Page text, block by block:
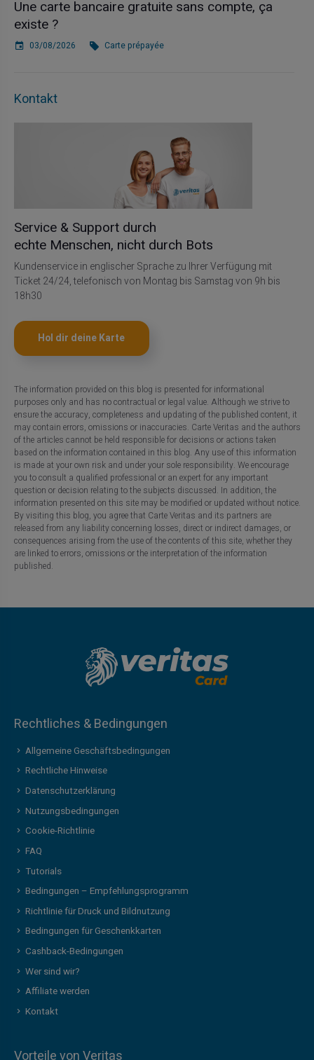
Une carte bancaire gratuite sans compte, ça
existe ?
03/08/2026 Carte prépayée
Kontakt
Service & Support durch
echte Menschen, nicht durch Bots
Kundenservice in englischer Sprache zu Ihrer Verfügung mit
Ticket 24/24, telefonisch von Montag bis Samstag von 9h bis
18h30
Hol dir deine Karte
The information provided on this blog is presented for informational
purposes only and has no contractual or legal value. Although we strive to
ensure the accuracy, completeness and updating of the published content, it
may contain errors, omissions or inaccuracies. Carte Veritas and the authors
of the articles cannot be held responsible for decisions or actions taken
based on the information contained in this blog. Any use of this information
is made at your own risk and under your sole responsibility. We encourage
you to consult a qualified professional or an expert for any important
question or decision relating to the subjects discussed. In addition, the
information presented on this site may be modified or updated without notice.
By visiting this blog, you agree that Carte Veritas and its partners are
released from any liability concerning losses, direct or indirect damages, or
consequences arising from the use of the contents of this site, whether they
are linked to errors, omissions or the interpretation of the information
published.
Rechtliches & Bedingungen
Allgemeine Geschäftsbedingungen
Rechtliche Hinweise
Datenschutzerklärung
Nutzungsbedingungen
Cookie-Richtlinie
FAQ
Tutorials
Bedingungen – Empfehlungsprogramm
Richtlinie für Druck und Bildnutzung
Bedingungen für Geschenkkarten
Cashback-Bedingungen
Wer sind wir?
Affiliate werden
Kontakt
Vorteile von Veritas